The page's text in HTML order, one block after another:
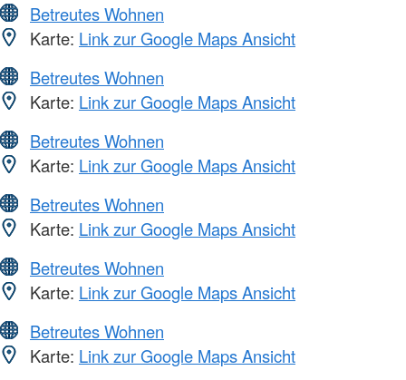
Betreutes Wohnen
Karte: Link zur Google Maps Ansicht
Betreutes Wohnen
Karte: Link zur Google Maps Ansicht
Betreutes Wohnen
Karte: Link zur Google Maps Ansicht
Betreutes Wohnen
Karte: Link zur Google Maps Ansicht
Betreutes Wohnen
Karte: Link zur Google Maps Ansicht
Betreutes Wohnen
Karte: Link zur Google Maps Ansicht